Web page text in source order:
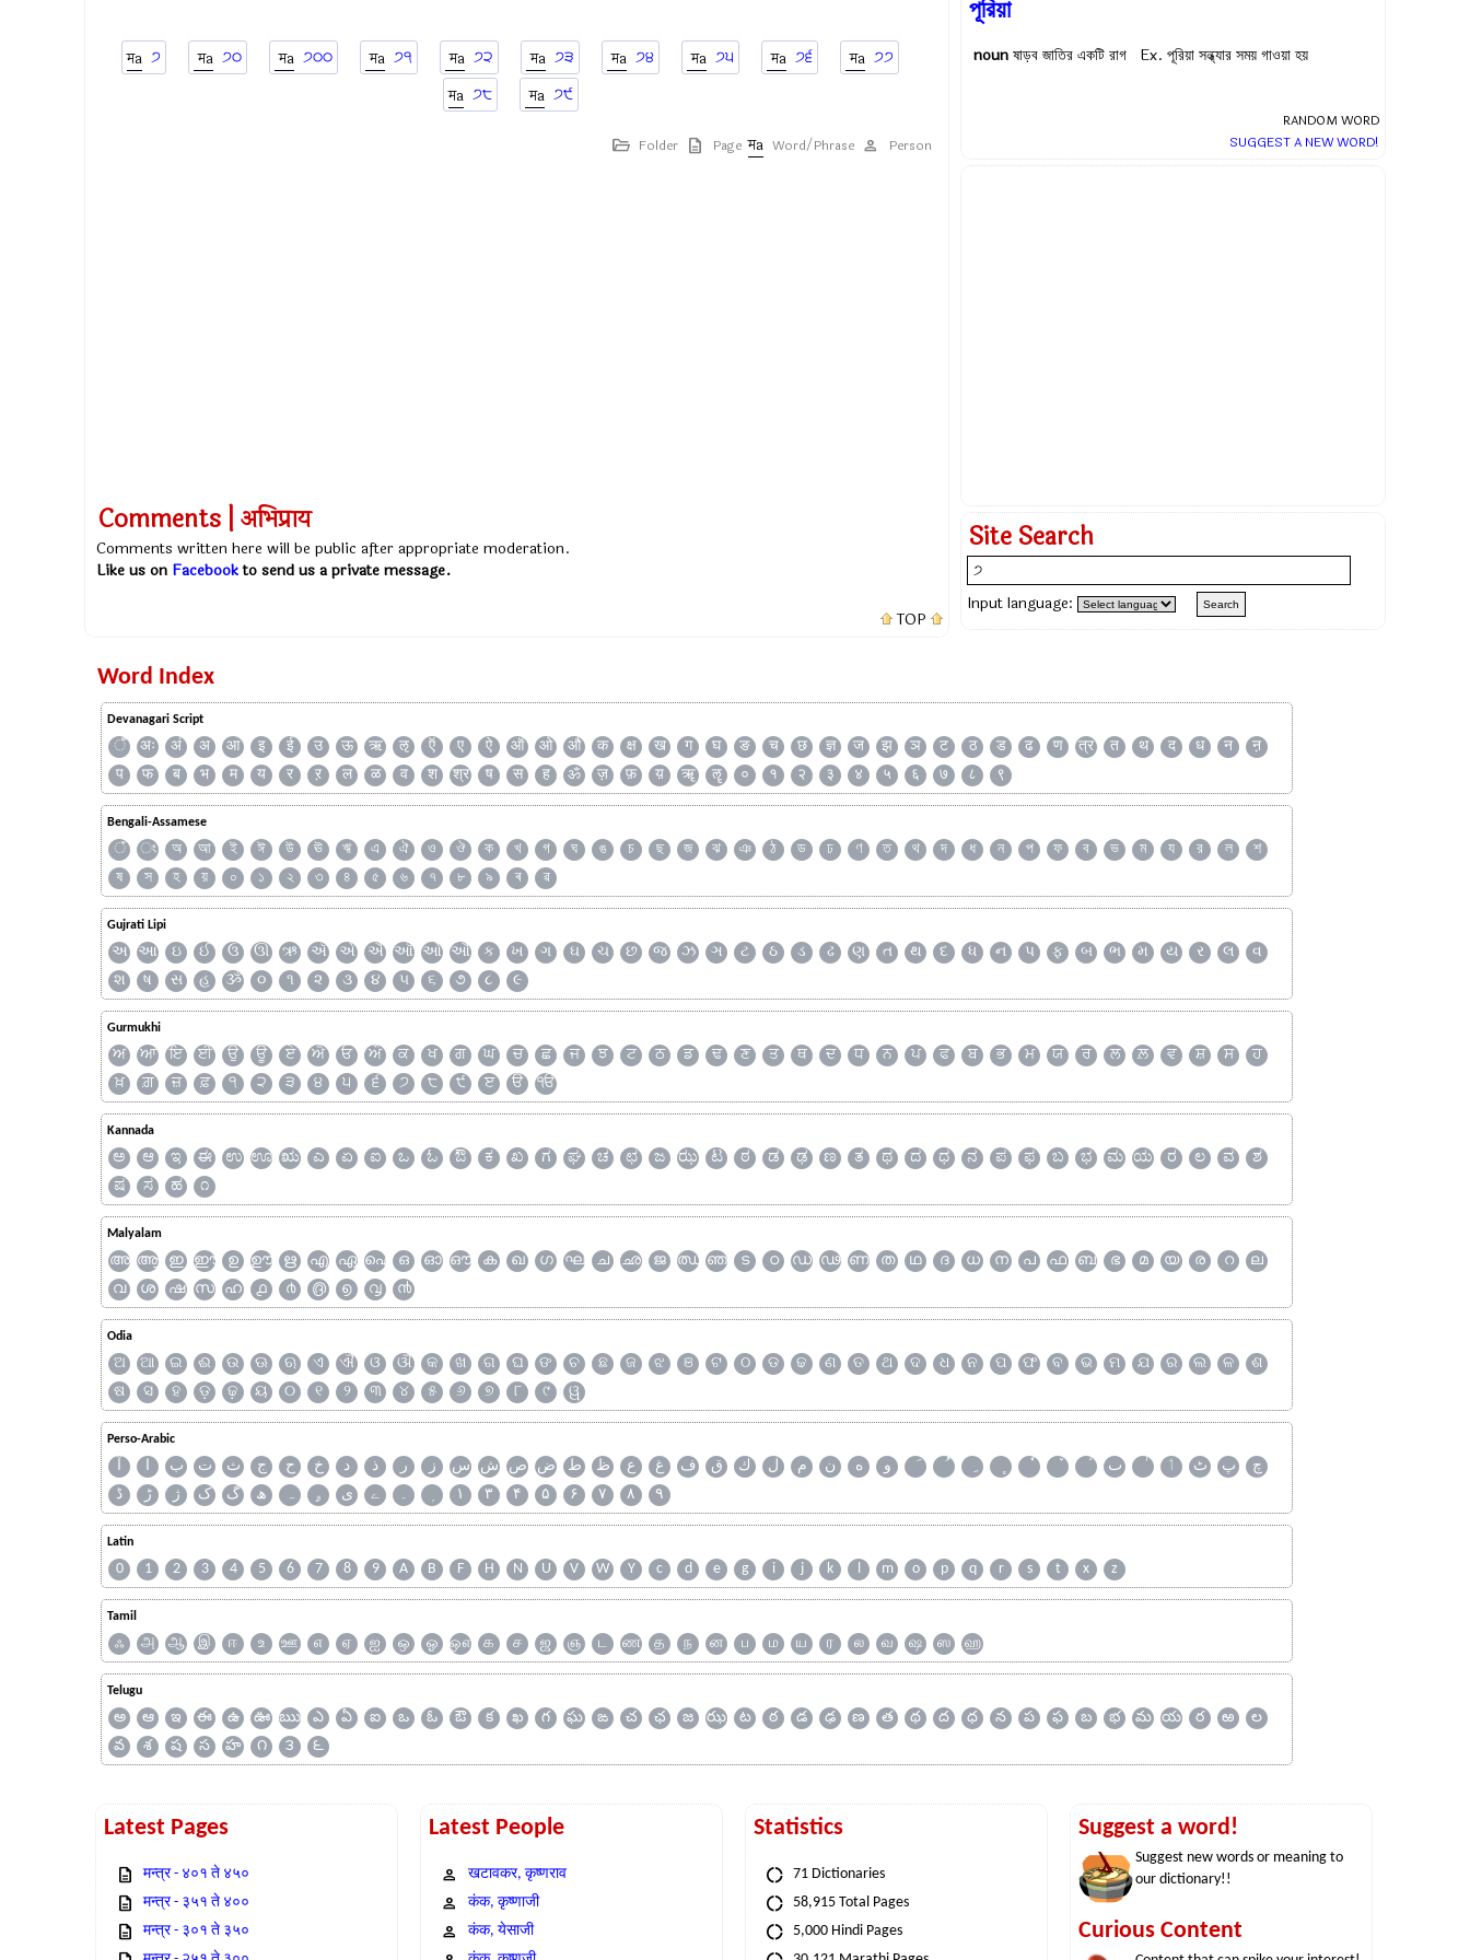
੭ ੭੦ ੭੦੦ ੭੧ ੭੨ ੭੩ ੭੪ ੭੫ ੭੬
੭੭
੭੮
੭੯
Folder Page Word/Phrase Person
Comments | अभिप्राय
Comments written here will be public after appropriate moderation.
Like us on Facebookto send us a private message.
TOP
পূরিয়া
nounষাড়ব জাতির একটি রাগ Ex. পূরিয়া সন্ধ্যার সময় গাওয়া হয়
RANDOM WORD
SUGGEST A NEW WORD!
Site Search
Input language:
Word Index
Devanagari Script
ँ अः अं अ आ इ ई उ ऊ ऋ ऌ ऍ ए ऐ ऑ ओ औ क क्ष ख ग घ ङ च छ ज्ञ ज झ ञ ट ठ ड ढ ण त्र त थ द ध न
ऩ
प
फ ब भ म य र ऱ ल ळ व श श्र ष स ह ॐ ज़ फ़ य़ ॠ ॡ ० १ २ ३ ४ ५ ६ ७ ८ ९
Bengali-Assamese
ঁ ং অ আ ই ঈ উ ঊ ঋ এ ঐ ও ঔ ক খ গ ঘ ঙ চ ছ জ ঝ ঞ ঠ ড ঢ ণ ত থ দ ধ ন প ফ ব ভ ম য র ল
শ
ষ
স হ য় ০ ১ ২ ৩ ৪ ৫ ৬ ৭ ৮ ৯ ৰ ৱ
Gujrati Lipi
અ આ ઇ ઈ ઉ ઊ ઋ ઍ એ ઐ ઑ ઓ ઔ ક ખ ગ ઘ ચ છ જ ઝ ઞ ટ ઠ ડ ઢ ણ ત થ દ ધ ન પ ફ બ ભ મ ય ર લ
વ
શ
ષ સ હ ૐ ૦ ૧ ૨ ૩ ૪ ૫ ૬ ૭ ૮ ૯
Gurmukhi
ਅ ਆ ਇ ਈ ਉ ਊ ਏ ਐ ਓ ਔ ਕ ਖ ਗ ਘ ਚ ਛ ਜ ਝ ਟ ਠ ਡ ਢ ਣ ਤ ਥ ਦ ਧ ਨ ਪ ਫ ਬ ਭ ਮ ਯ ਰ ਲ ਲ਼ ਵ ਸ਼ ਸ
ਹ
ਖ਼
ਗ਼ ਜ਼ ਫ਼ ੧ ੨ ੩ ੪ ੫ ੬ ੭ ੮ ੯ ੲ ੳ ੴ
Kannada
ಅ ಆ ಇ ಈ ಉ ಊ ಋ ಎ ಏ ಐ ಒ ಓ ಔ ಕ ಖ ಗ ಘ ಚ ಛ ಜ ಝ ಟ ಠ ಡ ಢ ಣ ತ ಥ ದ ಧ ನ ಪ ಫ ಬ ಭ ಮ ಯ ರ ಲ ವ
ಶ
ಷ
ಸ ಹ ೧
Malyalam
അ ആ ഇ ഈ ഉ ഊ ഋ എ ഏ ഐ ഒ ഓ ഔ ക ഖ ഗ ഘ ച ഛ ജ ഝ ഞ ട ഠ ഡ ഢ ണ ത ഥ ദ ധ ന പ ഫ ബ ഭ മ യ ര റ
ല
വ
ശ ഷ സ ഹ ൧ ൪ ൫ ൭ ൮ ൯
Odia
ଅ ଆ ଇ ଈ ଉ ଊ ଋ ଏ ଐ ଓ ଔ କ ଖ ଗ ଘ ଙ ଚ ଛ ଜ ଝ ଞ ଟ ଠ ଡ ଢ ଣ ତ ଥ ଦ ଧ ନ ପ ଫ ବ ଭ ମ ଯ ର ଲ ଳ
ଶ
ଷ
ସ ହ ଡ଼ ଢ଼ ୟ ୦ ୧ ୨ ୩ ୪ ୫ ୬ ୭ ୮ ୯ ୱ
Perso-Arabic
آ ا ب ت ث ج ح خ د ذ ر ز س ش ص ض ط ظ ع غ ف ق ك ل م ن ه و ٮ ٲ ٹ پ
چ
ڈ
ڑ ژ ک گ ھ ہ ۄ ی ے ۔ ۱ ۳ ۴ ۵ ۶ ۷ ۸ ۹
Latin
0 1 2 3 4 5 6 7 8 9 A B F H N U V W Y c d e g i j k l m o p q r s t x z
Tamil
ஃ அ ஆ இ ஈ உ ஊ எ ஏ ஐ ஒ ஓ ஔ க ச ஜ ஞ ட ண த ந ன ப ம ய ர ல வ ஷ ஸ ஹ
Telugu
అ ఆ ఇ ఈ ఉ ఊ ఋ ఎ ఏ ఐ ఒ ఓ ఔ క ఖ గ ఘ ఙ చ ఛ జ ఝ ట ఠ డ ఢ ణ త థ ద ధ న ప ఫ బ భ మ య ర ఱ
ల
వ
శ ష స హ ౧ ౩ ౬
Latest Pages
मन्त्र - ४०१ ते ४५०
मन्त्र - ३५१ ते ४००
मन्त्र - ३०१ ते ३५०
Latest People
खटावकर, कृष्णराव
कंक, कृष्णाजी
कंक, येसाजी
Statistics
71 Dictionaries
58,915 Total Pages
5,000 Hindi Pages
Suggest a word!
Suggest new words or meaning to
our dictionary!!
Curious Content